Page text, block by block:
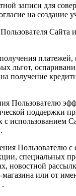
записи для
на создание
Сайта
платежей,
льгот,
получение
Пользователю
поддержки
с использованием
.
Пользователю с
специальных
новостной
или от
.